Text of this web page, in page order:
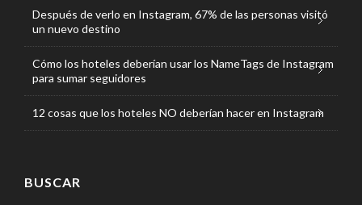
Después de verlo en Instagram, 67% de las personas visitó
un nuevo destino
Cómo los hoteles deberían usar los NameTags de Instagram
para sumar seguidores
12 cosas que los hoteles NO deberían hacer en Instagram
BUSCAR